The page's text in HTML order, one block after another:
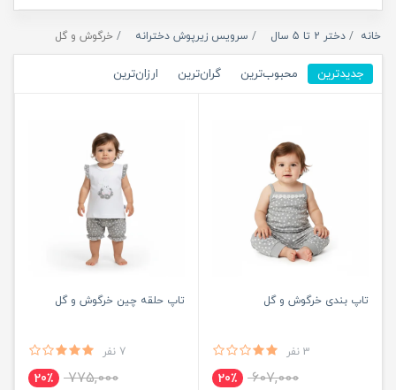
خانه دختر 2 تا 5 سال سرویس زیرپوش دخترانه خرگوش و گل
جدیدترین محبوب‌ترین گران‌ترین ارزان‌ترین
تاپ بندی خرگوش و گل
3 نفر
607,000 20٪
تاپ حلقه چین خرگوش و گل
7 نفر
775,000 20٪